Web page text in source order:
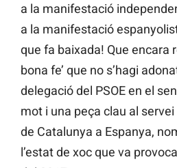
a la manifestació
a la manifestació
que fa baixada! Que encara
bona fe’ que no s’hagi
delegació del PSOE en el
mot i una peça clau al
de Catalunya a Espanya,
l’estat de xoc que va